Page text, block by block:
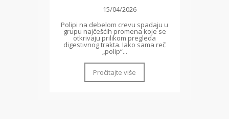
15/04/2026
Polipi na debelom crevu spadaju u
grupu najčešćih promena koje se
otkrivaju prilikom pregleda
digestivnog trakta. Iako sama reč
„polip“...
Pročitajte više